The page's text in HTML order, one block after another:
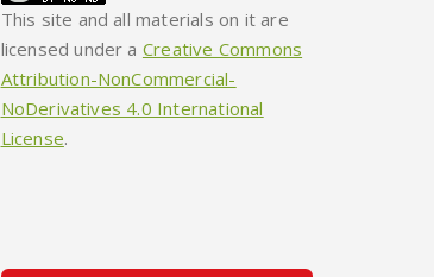
This site and all materials on it are
licensed under a Creative Commons
Attribution-NonCommercial-
NoDerivatives 4.0 International
License.